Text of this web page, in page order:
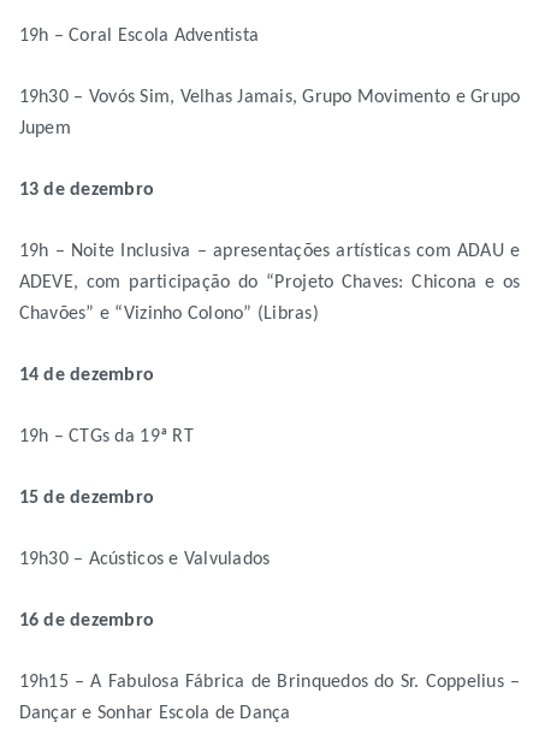
19h – Coral Escola Adventista
19h30 – Vovós Sim, Velhas Jamais, Grupo Movimento e Grupo
Jupem
13 de dezembro
19h – Noite Inclusiva – apresentações artísticas com ADAU e
ADEVE, com participação do “Projeto Chaves: Chicona e os
Chavões” e “Vizinho Colono” (Libras)
14 de dezembro
19h – CTGs da 19ª RT
15 de dezembro
19h30 – Acústicos e Valvulados
16 de dezembro
19h15 – A Fabulosa Fábrica de Brinquedos do Sr. Coppelius –
Dançar e Sonhar Escola de Dança